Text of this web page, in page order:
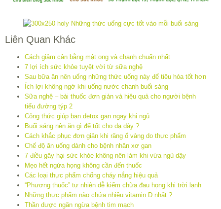
Liên Quan Khác
Cách giảm cân bằng mật ong và chanh chuẩn nhất
7 lợi ích sức khỏe tuyệt vời từ sữa nghệ
Sau bữa ăn nên uống những thức uống này để tiêu hóa tốt hơn
Ích lợi không ngờ khi uống nước chanh buổi sáng
Sữa nghệ – bài thuốc đơn giản và hiệu quả cho người bệnh
tiểu đường týp 2
Công thức giúp bạn detox gan ngay khi ngủ
Buổi sáng nên ăn gì để tốt cho dạ dày ?
Cách khắc phục đơn giản khi răng ố vàng do thực phẩm
Chế độ ăn uống dành cho bệnh nhân xơ gan
7 điều gây hại sức khỏe không nên làm khi vừa ngủ dậy
Mẹo hết ngứa họng không cần đến thuốc
Các loại thực phẩm chống cháy nắng hiệu quả
“Phương thuốc” tự nhiên dễ kiếm chữa đau họng khi trời lạnh
Những thực phẩm nào chứa nhiều vitamin D nhất ?
Thần dược ngăn ngừa bệnh tim mạch